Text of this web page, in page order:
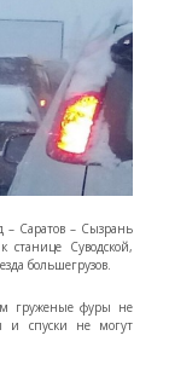
– Саратов – Сызрань
станице Суводской,
большегрузов.
груженые фуры не
и спуски не могут